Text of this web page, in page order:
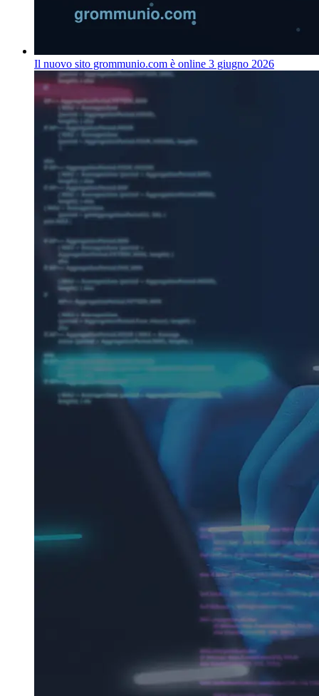
Il nuovo sito grommunio.com è online 3 giugno 2026